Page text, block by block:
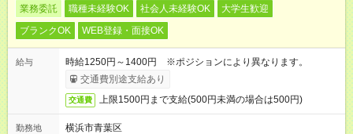
業務委託 職種未経験OK 社会人未経験OK
大学生歓迎
ブランクOK
WEB登録・面接OK
給与
時給1250円～1400円 ※ポジションにより異なります。
交通費別途支給あり
交通費 上限1500円まで支給(500円未満の場合は500円)
勤務地
横浜市青葉区